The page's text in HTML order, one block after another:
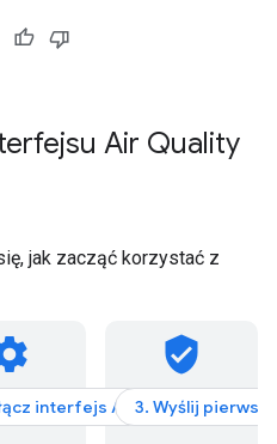
Air Quality
jak zacząć korzystać z
interfejs API
verified_user
3. Wyślij